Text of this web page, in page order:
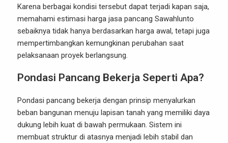
Karena berbagai kondisi tersebut dapat terjadi kapan saja,
memahami estimasi harga jasa pancang Sawahlunto
sebaiknya tidak hanya berdasarkan harga awal, tetapi juga
mempertimbangkan kemungkinan perubahan saat
pelaksanaan proyek berlangsung.
Pondasi Pancang Bekerja Seperti Apa?
Pondasi pancang bekerja dengan prinsip menyalurkan
beban bangunan menuju lapisan tanah yang memiliki daya
dukung lebih kuat di bawah permukaan. Sistem ini
membuat struktur di atasnya menjadi lebih stabil dan